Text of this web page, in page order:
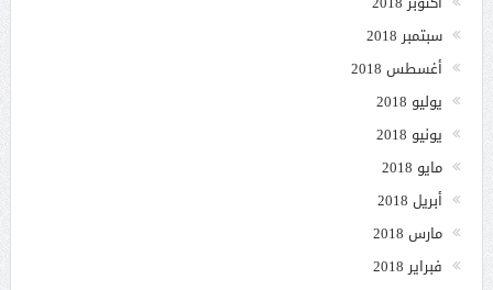
سبتمبر 2018
أغسطس 2018
يوليو 2018
يونيو 2018
مايو 2018
أبريل 2018
مارس 2018
فبراير 2018